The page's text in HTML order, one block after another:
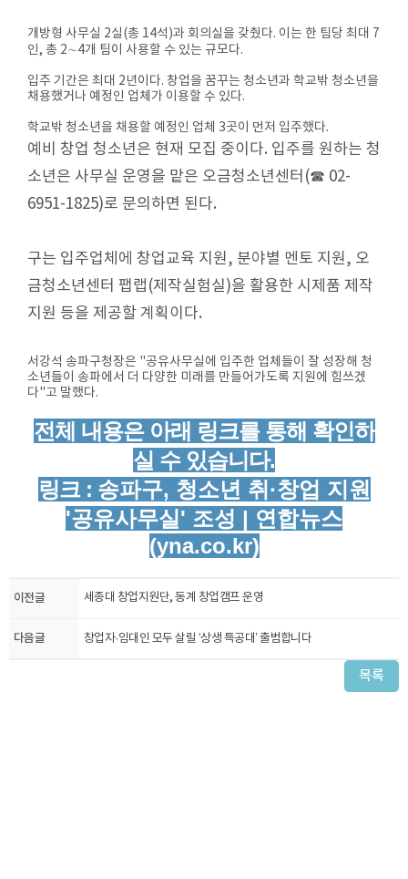
개방형 사무실 2실(총 14석)과 회의실을 갖췄다. 이는 한 팀당 최대 7
인, 총 2∼4개 팀이 사용할 수 있는 규모다.
입주 기간은 최대 2년이다. 창업을 꿈꾸는 청소년과 학교밖 청소년을
채용했거나 예정인 업체가 이용할 수 있다.
학교밖 청소년을 채용할 예정인 업체 3곳이 먼저 입주했다.
예비 창업 청소년은 현재 모집 중이다. 입주를 원하는 청
소년은 사무실 운영을 맡은 오금청소년센터(☎ 02-
6951-1825)로 문의하면 된다.
구는 입주업체에 창업교육 지원, 분야별 멘토 지원, 오
금청소년센터 팹랩(제작실험실)을 활용한 시제품 제작
지원 등을 제공할 계획이다.
서강석 송파구청장은 "공유사무실에 입주한 업체들이 잘 성장해 청
소년들이 송파에서 더 다양한 미래를 만들어가도록 지원에 힘쓰겠
다"고 말했다.
전체 내용은 아래 링크를 통해 확인하
실 수 있습니다.
링크 : 송파구, 청소년 취·창업 지원
'공유사무실' 조성 | 연합뉴스
(yna.co.kr)
이전글 세종대 창업지원단, 동계 창업캠프 운영
다음글 창업자·임대인 모두 살릴 ‘상생 특공대’ 출범합니다
목록